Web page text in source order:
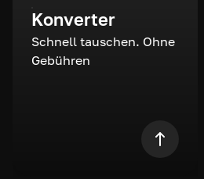
Konverter
Schnell tauschen. Ohne
Gebühren